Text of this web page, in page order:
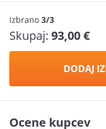
Izbrano 3/3
Skupaj: 93,00 €
DODAJ
Ocene kupcev